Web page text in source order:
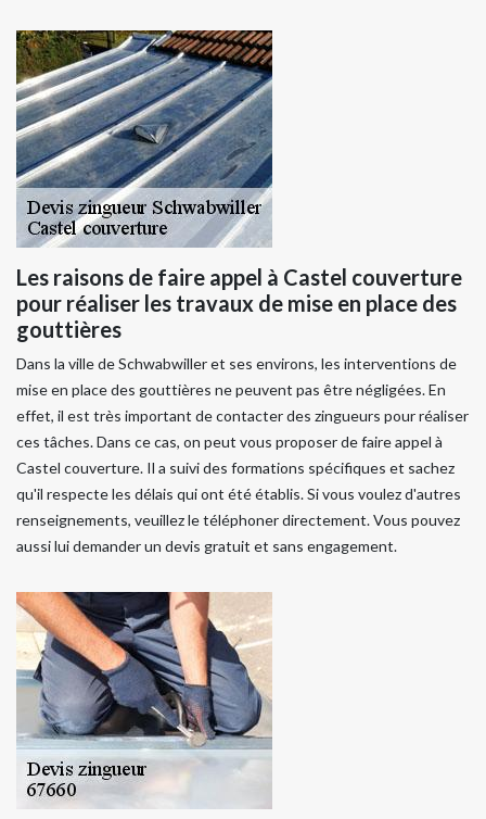
Les raisons de faire appel à Castel couverture
pour réaliser les travaux de mise en place des
gouttières
Dans la ville de Schwabwiller et ses environs, les interventions de
mise en place des gouttières ne peuvent pas être négligées. En
effet, il est très important de contacter des zingueurs pour réaliser
ces tâches. Dans ce cas, on peut vous proposer de faire appel à
Castel couverture. Il a suivi des formations spécifiques et sachez
qu'il respecte les délais qui ont été établis. Si vous voulez d'autres
renseignements, veuillez le téléphoner directement. Vous pouvez
aussi lui demander un devis gratuit et sans engagement.